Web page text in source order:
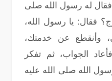
له رسول الله صلى
فقال: يا رسول الله،
وأنقطع عن خدمتك،
الجواب، ثم تفكر
الله صلى الله عليه